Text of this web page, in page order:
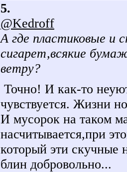
5.
@Kedroff
А где пластиковые и
сигарет,всякие
ветру?
Точно! И как-то
чувствуется. Жизни
И мусорок на таком
насчитывается,при
который эти скучные
блин добровольно...